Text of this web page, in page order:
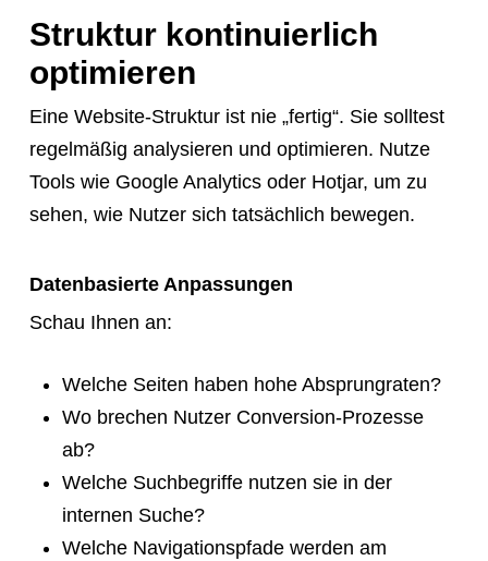
Struktur kontinuierlich
optimieren
Eine Website-Struktur ist nie „fertig“. Sie solltest
regelmäßig analysieren und optimieren. Nutze
Tools wie Google Analytics oder Hotjar, um zu
sehen, wie Nutzer sich tatsächlich bewegen.
Datenbasierte Anpassungen
Schau Ihnen an:
Welche Seiten haben hohe Absprungraten?
Wo brechen Nutzer Conversion-Prozesse
ab?
Welche Suchbegriffe nutzen sie in der
internen Suche?
Welche Navigationspfade werden am